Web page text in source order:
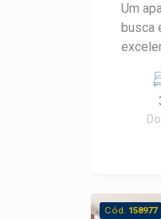
Um
busca
Cód. 158977